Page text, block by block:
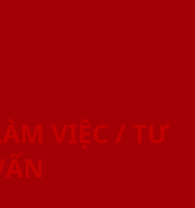
VIỆC / TƯ